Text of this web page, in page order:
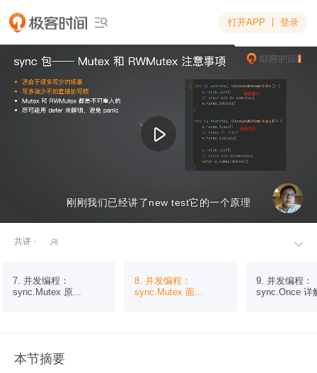
 打开APP 登录
刚刚我们已经讲了new test它的一个原理
刚刚我们已经讲了new test它的一个原理

共讲 · 
7. 并发编程：
sync.Mutex 原...
8. 并发编程：
sync.Mutex 面...
9. 并发编程：
sync.Once 详
本节摘要